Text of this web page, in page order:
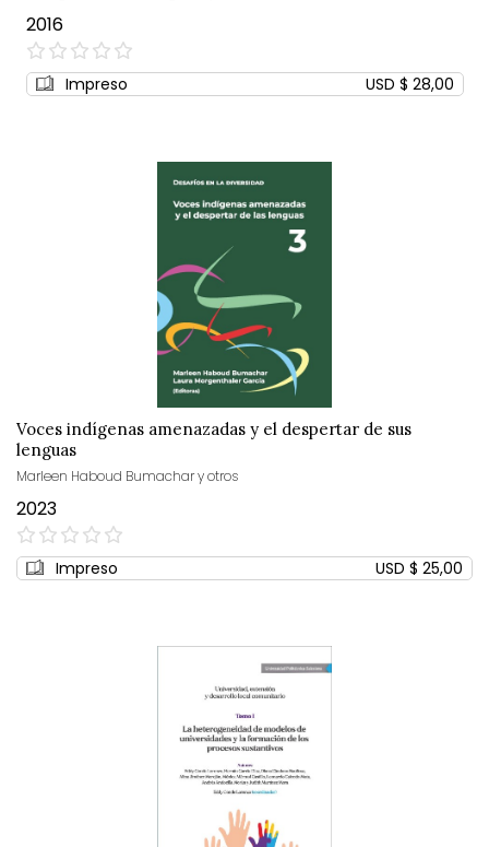
2016
0%
Impreso USD $ 28,00
Voces indígenas amenazadas y el despertar de sus
lenguas
Marleen Haboud Bumachar y otros
2023
0%
Impreso USD $ 25,00